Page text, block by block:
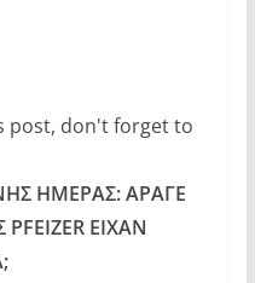
post, don't forget to
ΗΜΕΡΑΣ: ΑΡΑΓΕ
ΕΙΧΑΝ